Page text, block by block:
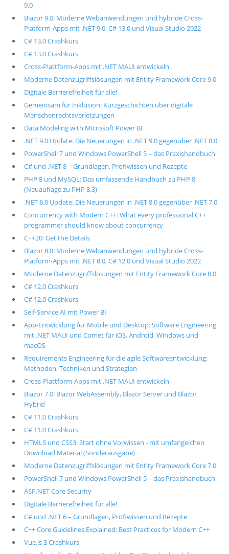
9.0
Blazor 9.0: Moderne Webanwendungen und hybride Cross-
Platform-Apps mit .NET 9.0, C# 13.0 und Visual Studio 2022
C# 13.0 Crashkurs
C# 13.0 Crashkurs
Cross-Plattform-Apps mit .NET MAUI entwickeln
Moderne Datenzugriffslösungen mit Entity Framework Core 9.0
Digitale Barrierefreiheit für alle!
Gemeinsam für Inklusion: Kurzgeschichten über digitale
Menschenrechtsverletzungen
Data Modeling with Microsoft Power BI
.NET 9.0 Update: Die Neuerungen in .NET 9.0 gegenüber .NET 8.0
PowerShell 7 und Windows PowerShell 5 – das Praxishandbuch
C# und .NET 8 – Grundlagen, Profiwissen und Rezepte
PHP 8 und MySQL: Das umfassende Handbuch zu PHP 8
(Neuauflage zu PHP 8.3)
.NET 8.0 Update: Die Neuerungen in .NET 8.0 gegenüber .NET 7.0
Concurrency with Modern C++: What every professional C++
programmer should know about concurrency
C++20: Get the Details
Blazor 8.0: Moderne Webanwendungen und hybride Cross-
Platform-Apps mit .NET 8.0, C# 12.0 und Visual Studio 2022
Moderne Datenzugriffslösungen mit Entity Framework Core 8.0
C# 12.0 Crashkurs
C# 12.0 Crashkurs
Self-Service AI mit Power BI
App-Entwicklung für Mobile und Desktop: Software Engineering
mit .NET MAUI und Comet für iOS, Android, Windows und
macOS
Requirements Engineering für die agile Softwareentwicklung:
Methoden, Techniken und Strategien
Cross-Plattform-Apps mit .NET MAUI entwickeln
Blazor 7.0: Blazor WebAssembly, Blazor Server und Blazor
Hybrid
C# 11.0 Crashkurs
C# 11.0 Crashkurs
HTML5 und CSS3: Start ohne Vorwissen - mit umfangeichen
Download Material (Sonderausgabe)
Moderne Datenzugriffslösungen mit Entity Framework Core 7.0
PowerShell 7 und Windows PowerShell 5 – das Praxishandbuch
ASP.NET Core Security
Digitale Barrierefreiheit für alle!
C# und .NET 6 – Grundlagen, Profiwissen und Rezepte
C++ Core Guidelines Explained: Best Practices for Modern C++
Vue.js 3 Crashkurs